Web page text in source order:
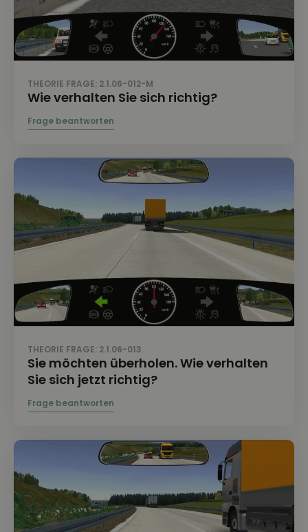
THEORIE FRAGE: 2.1.06-012-M
Wie verhalten Sie sich richtig?
THEORIE FRAGE: 2.1.06-013
Sie möchten überholen. Wie verhalten
Sie sich jetzt richtig?